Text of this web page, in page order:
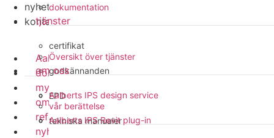
dokumentation
certifikat
godkännanden
EPD
tekniska manualer
tjänster
Översikt över tjänster
Aalberts IPS design service
Aalberts IPS Revit plug-in
om oss
vår berättelse
nyheter
kontakt
Aalberts IPS design service
dokumentation
my IPS
om oss
referensprojekt
nyheter